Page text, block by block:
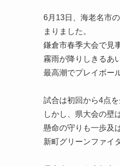
6月13日、海老名市
まりました。
鎌倉市春季大会で見
霧雨が降りしきるあ
最高潮でプレイボー
試合は初回から4点
しかし、県大会の壁
懸命の守りも一歩及
新町グリーンファイ